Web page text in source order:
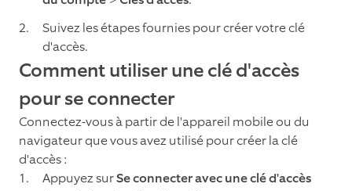
Suivez les étapes fournies pour créer votre clé
d'accès.
Comment utiliser une clé d'accès
pour se connecter
Connectez-vous à partir de l'appareil mobile ou du
navigateur que vous avez utilisé pour créer la clé
d'accès :
Appuyez surSe connecter avec une clé d'accès